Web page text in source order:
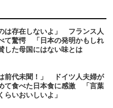
は存在しないよ」 フランス人
て驚愕 「日本の発明かもしれ
した母国にはない味とは
前代未聞！」 ドイツ人夫婦が
て食べた日本食に感激 「言葉
らいおいしいよ」